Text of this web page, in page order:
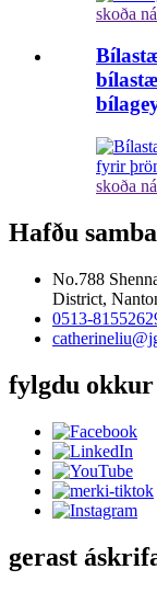
skoða
skoða
Hafðu
No.788
District,
0513-
fylgdu okkur
gerast